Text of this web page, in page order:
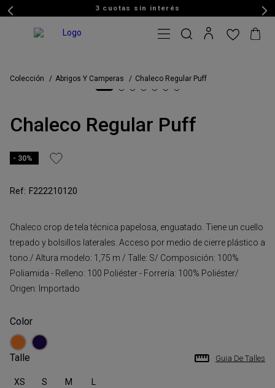
3 cuotas sin interés
Colección Abrigos Y Camperas Chaleco Regular Puff
Chaleco Regular Puff
30%
F222210120
Chaleco crop de tela técnica papelosa, enguatado. Tiene un cuello
trepado y bolsillos laterales. Acceso por medio de cierre plástico a
tono./ Altura modelo: 1,75 m / Talle: S/ Composición: 100%
Poliamida - Relleno: 100 Poliéster - Forrería: 100% Poliéster/
Origen: Importado
Talle
XS S M
Guia De Talles